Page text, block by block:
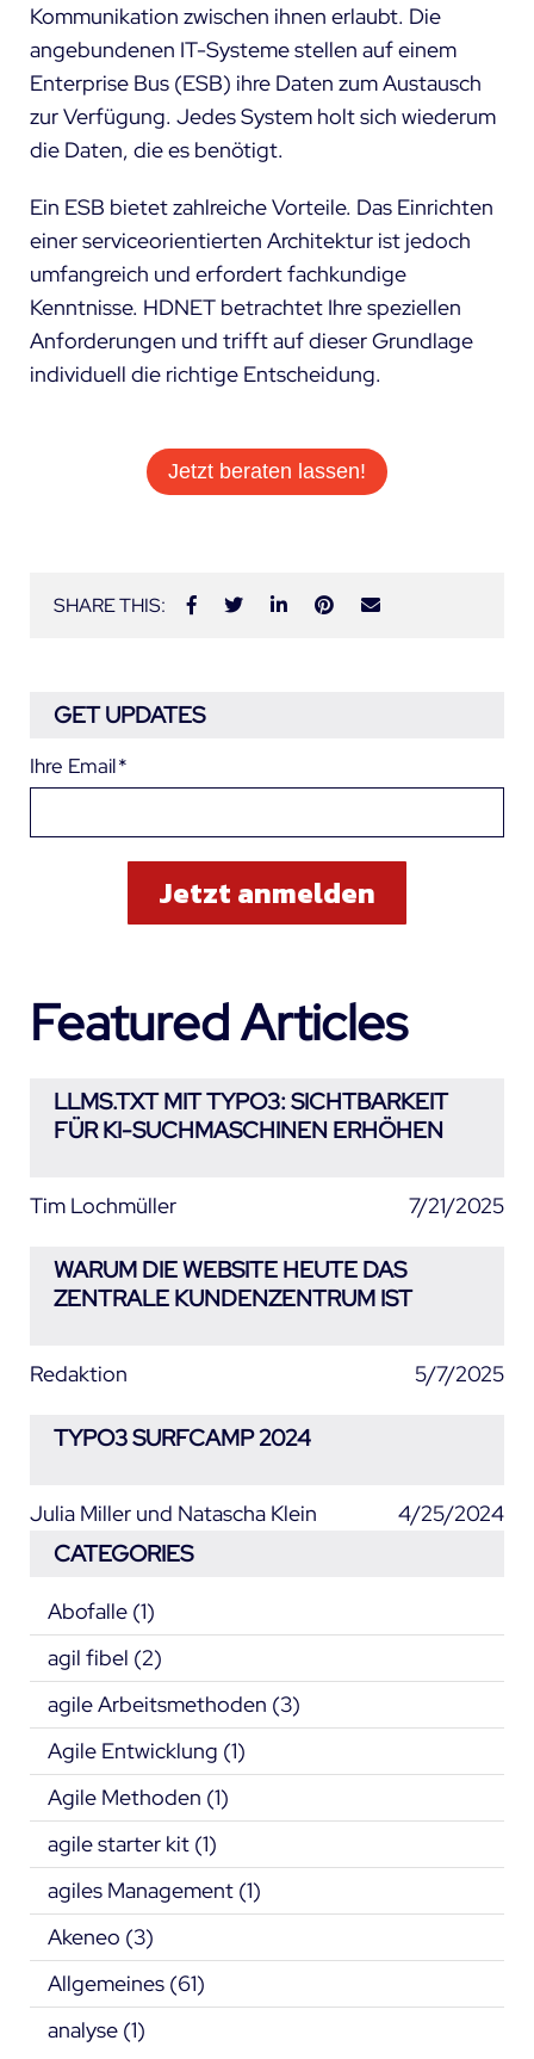
Kommunikation zwischen ihnen erlaubt. Die
angebundenen IT-Systeme stellen auf einem
Enterprise Bus (ESB) ihre Daten zum Austausch
zur Verfügung. Jedes System holt sich wiederum
die Daten, die es benötigt.
Ein ESB bietet zahlreiche Vorteile. Das Einrichten
einer serviceorientierten Architektur ist jedoch
umfangreich und erfordert fachkundige
Kenntnisse. HDNET betrachtet Ihre speziellen
Anforderungen und trifft auf dieser Grundlage
individuell die richtige Entscheidung.
Jetzt beraten lassen!
SHARE THIS:
GET UPDATES
Ihre Email*
Featured Articles
LLMS.TXT MIT TYPO3: SICHTBARKEIT
FÜR KI-SUCHMASCHINEN ERHÖHEN
Tim Lochmüller 7/21/2025
WARUM DIE WEBSITE HEUTE DAS
ZENTRALE KUNDENZENTRUM IST
Redaktion 5/7/2025
TYPO3 SURFCAMP 2024
Julia Miller und Natascha Klein 4/25/2024
CATEGORIES
Abofalle (1)
agil fibel (2)
agile Arbeitsmethoden (3)
Agile Entwicklung (1)
Agile Methoden (1)
agile starter kit (1)
agiles Management (1)
Akeneo (3)
Allgemeines (61)
analyse (1)